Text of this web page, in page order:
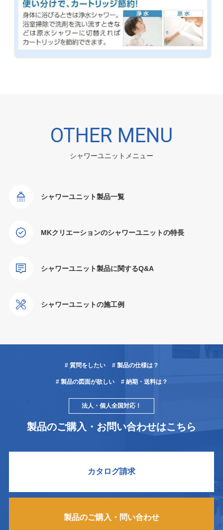
OTHER MENU
シャワーユニットメニュー
シャワーユニット製品一覧
MKクリエーションのシャワーユニットの特長
シャワーユニット製品に関するQ&A
シャワーユニットの施工例
# 質問をしたい # 製品の仕様は？
# 製品の図面が欲しい # 納期・送料は？
法人・個人全国対応！
製品のご購入・お問い合わせはこちら
カタログ請求
製品のご購入・問い合わせ